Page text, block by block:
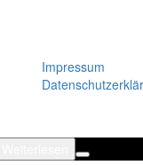
Impressum